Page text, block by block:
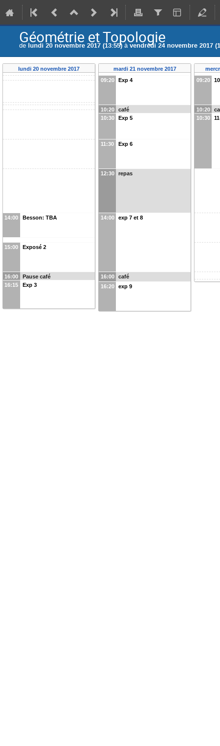
Géométrie et Topologie
de lundi 20 novembre 2017 (13:55) àvendredi 24 novembre 2017
lundi 20 novembre 2017
14:00 Besson: TBA
15:00 Exposé 2
16:00
Pause café
16:15
Exp 3
mardi 21 novembre 2017
09:20
Exp 4
10:20
café
10:30
Exp 5
11:30 Exp 6
12:30 repas
14:00 exp 7 et 8
16:00
café
16:20
exp 9
09:20
10
10:20
10:30